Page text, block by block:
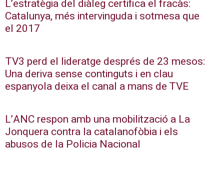
L’estratègia del diàleg certifica el fracàs:
Catalunya, més intervinguda i sotmesa que
el 2017
TV3 perd el lideratge després de 23 mesos:
Una deriva sense continguts i en clau
espanyola deixa el canal a mans de TVE
L’ANC respon amb una mobilització a La
Jonquera contra la catalanofòbia i els
abusos de la Policia Nacional